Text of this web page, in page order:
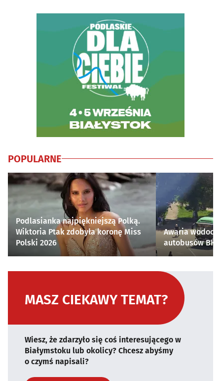
POPULARNE
Podlasianka najpiękniejszą Polką.
Wiktoria Ptak zdobyła koronę Miss
Polski 2026
Awaria
autobusów
MASZ CIEKAWY TEMAT?
Wiesz, że zdarzyło się coś interesującego w
Białymstoku lub okolicy? Chcesz abyśmy
o czymś napisali?